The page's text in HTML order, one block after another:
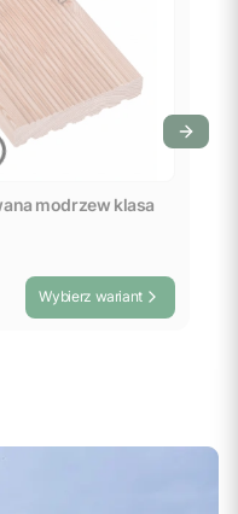
modrzew klasa
Wybierz wariant